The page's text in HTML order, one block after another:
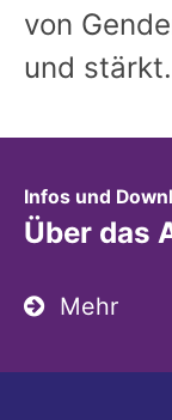
von
und stärkt.
Infos und
Über das
Mehr